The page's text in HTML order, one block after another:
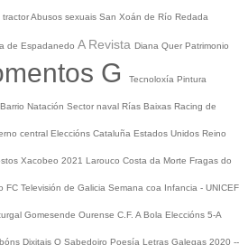
tractorAbusos sexuais San Xoán de Río Redada
de Espadanedo A Revista Diana Quer Patrimonio
G Tecnoloxía Pintura
Natación Sector naval Rías Baixas Racing de
central Eleccións Cataluña Estados Unidos Reino
Xacobeo 2021 Larouco Costa da Morte Fragas do
FC Televisión de Galicia Semana coa Infancia - UNICEF
Gomesende Ourense C.F. A Bola Eleccións 5-A
Dixitais O Sabedoiro Poesía Letras Galegas 2020 --